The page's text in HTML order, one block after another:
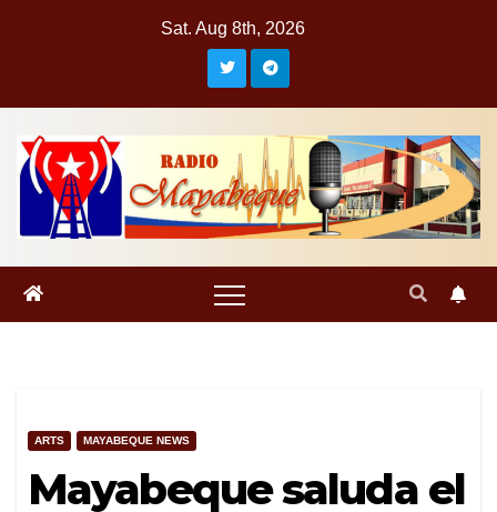
Sat. Aug 8th, 2026
ARTS MAYABEQUE NEWS
Mayabeque saluda el